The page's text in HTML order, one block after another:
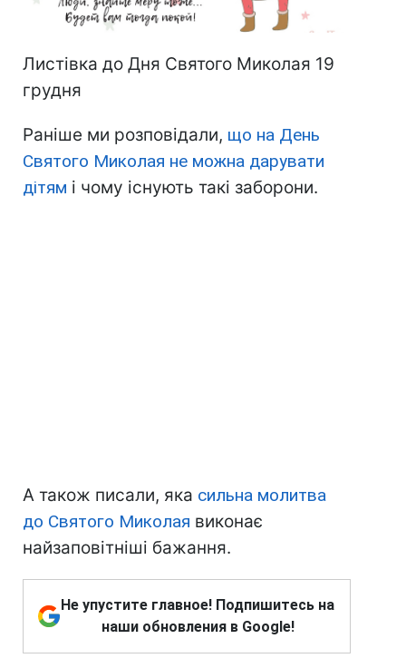
Листівка до Дня Святого Миколая 19
грудня
Раніше ми розповідали, що на День
Святого Миколая не можна дарувати
дітям і чому існують такі заборони.
А також писали, яка сильна молитва
до Святого Миколая виконає
найзаповітніші бажання.
Не упустите главное! Подпишитесь на
наши обновления в Google!